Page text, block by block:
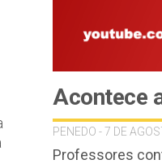
Acontece
PENEDO - 7 DE
Professores